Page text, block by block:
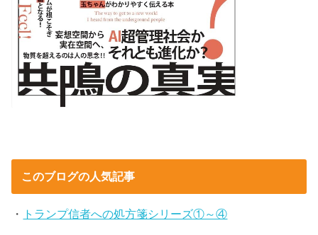
このブログの人気記事
・ トランプ信者への処方箋シリーズ①～④